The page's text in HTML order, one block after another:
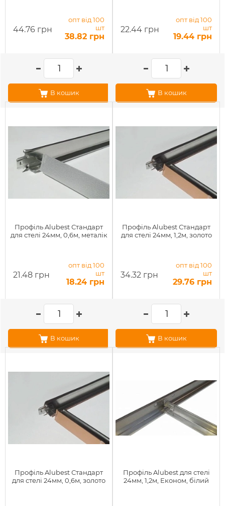
44.76 грн
опт від 100
шт
38.82 грн
В кошик
22.44 грн
опт від 100
шт
19.44 грн
В кошик
Профіль Alubest Стандарт
для стелі 24мм, 0,6м, металік
21.48 грн
опт від 100
шт
18.24 грн
В кошик
Профіль Alubest Стандарт
для стелі 24мм, 1,2м, золото
34.32 грн
опт від 100
шт
29.76 грн
В кошик
Профіль Alubest Стандарт
для стелі 24мм, 0,6м, золото
Профіль Alubest для стелі
24мм, 1,2м, Економ, білий